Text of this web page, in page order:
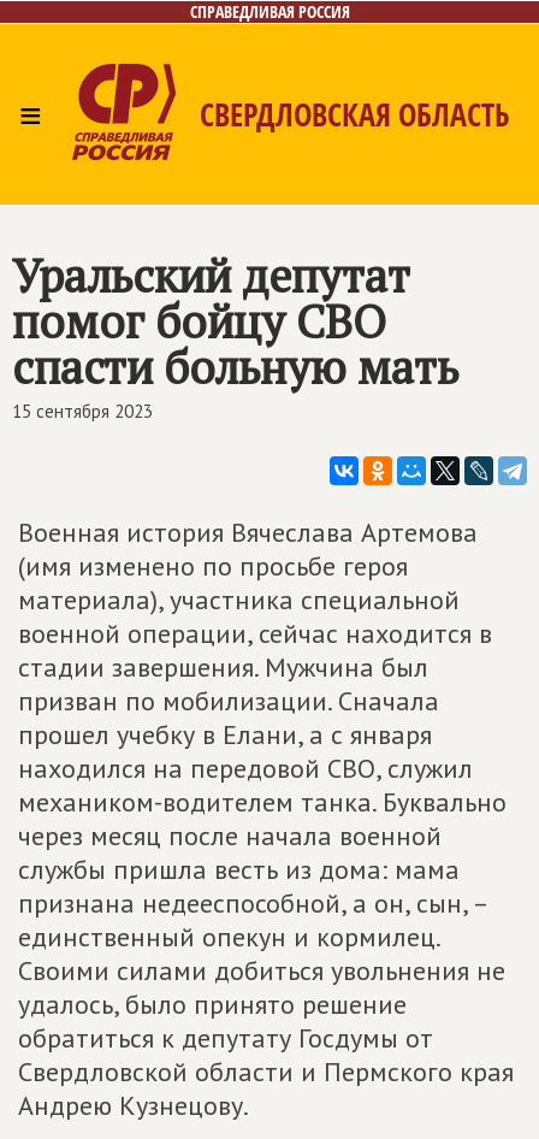
СПРАВЕДЛИВАЯ РОССИЯ
≡ СВЕРДЛОВСКАЯ ОБЛАСТЬ
Контакты
Уральский депутат
помог бойцу СВО
спасти больную мать
15 сентября 2023
Военная история Вячеслава Артемова
(имя изменено по просьбе героя
материала), участника специальной
военной операции, сейчас находится в
стадии завершения. Мужчина был
призван по мобилизации. Сначала
прошел учебку в Елани, а с января
находился на передовой СВО, служил
механиком-водителем танка. Буквально
через месяц после начала военной
службы пришла весть из дома: мама
признана недееспособной, а он, сын, –
единственный опекун и кормилец.
Своими силами добиться увольнения не
удалось, было принято решение
обратиться к депутату Госдумы от
Свердловской области и Пермского края
Андрею Кузнецову.